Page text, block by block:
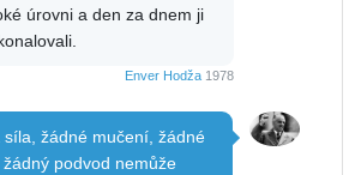
úrovni a den za dnem ji
Enver Hodža 1978
síla, žádné mučení, žádné
žádný podvod nemůže